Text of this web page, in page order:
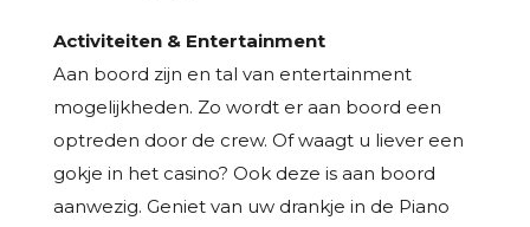
Activiteiten & Entertainment
Aan boord zijn en tal van entertainment
mogelijkheden. Zo wordt er aan boord een
optreden door de crew. Of waagt u liever een
gokje in het casino? Ook deze is aan boord
aanwezig. Geniet van uw drankje in de Piano